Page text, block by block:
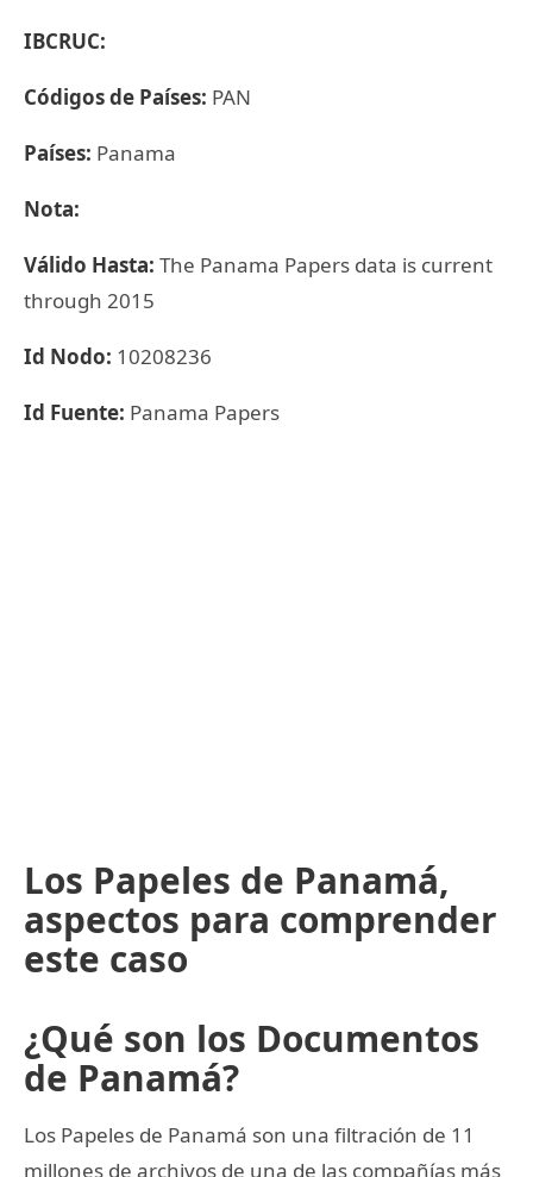
IBCRUC:
Códigos de Países: PAN
Países: Panama
Nota:
Válido Hasta: The Panama Papers data is current
through 2015
Id Nodo: 10208236
Id Fuente: Panama Papers
Los Papeles de Panamá,
aspectos para comprender
este caso
¿Qué son los Documentos
de Panamá?
Los Papeles de Panamá son una filtración de 11
millones de archivos de una de las compañías más